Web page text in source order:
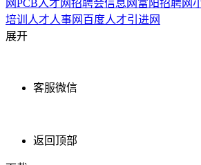
网PCB人才网招聘会信息网 富阳招聘网
培训 人才人事网 百度人才引进网
展开
客服微信
返回顶部